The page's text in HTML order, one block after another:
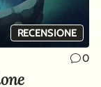
RECENSIONE
0